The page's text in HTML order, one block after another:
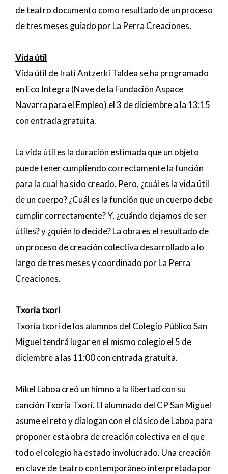
de teatro documento como resultado de un proceso
de tres meses guiado por La Perra Creaciones.
Vida útil
Vida útil de Irati Antzerki Taldea se ha programado
en Eco Integra (Nave de la Fundación Aspace
Navarra para el Empleo) el 3 de diciembre a la 13:15
con entrada gratuita.
La vida útil es la duración estimada que un objeto
puede tener cumpliendo correctamente la función
para la cual ha sido creado. Pero, ¿cuál es la vida útil
de un cuerpo? ¿Cuál es la función que un cuerpo debe
cumplir correctamente? Y, ¿cuándo dejamos de ser
útiles? y ¿quién lo decide? La obra es el resultado de
un proceso de creación colectiva desarrollado a lo
largo de tres meses y coordinado por La Perra
Creaciones.
Txoria txori
Txoria txori de los alumnos del Colegio Público San
Miguel tendrá lugar en el mismo colegio el 5 de
diciembre a las 11:00 con entrada gratuita.
Mikel Laboa creó un himno a la libertad con su
canción Txoria Txori. El alumnado del CP San Miguel
asume el reto y dialogan con el clásico de Laboa para
proponer esta obra de creación colectiva en el que
todo el colegio ha estado involucrado. Una creación
en clave de teatro contemporáneo interpretada por